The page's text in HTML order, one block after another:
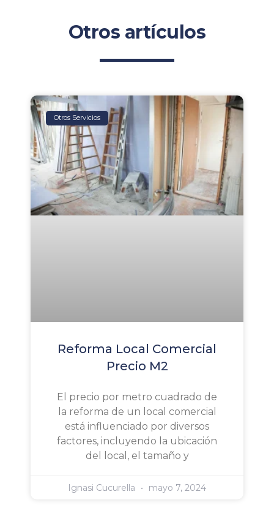
Otros artículos
Otros Servicios
Reforma Local Comercial
Precio M2
El precio por metro cuadrado de
la reforma de un local comercial
está influenciado por diversos
factores, incluyendo la ubicación
del local, el tamaño y
Ignasi Cucurella mayo 7, 2024